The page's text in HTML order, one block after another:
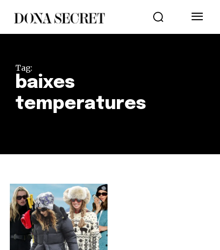
Tag:
baixes
temperatures